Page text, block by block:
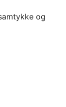
og